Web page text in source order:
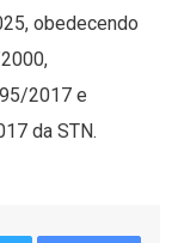
obedecendo
2017 e
da STN.